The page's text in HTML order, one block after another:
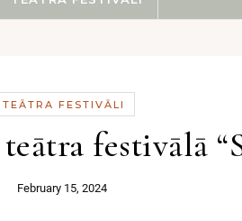
TEĀTRA FESTIVĀLI
festivālā
February 15, 2024